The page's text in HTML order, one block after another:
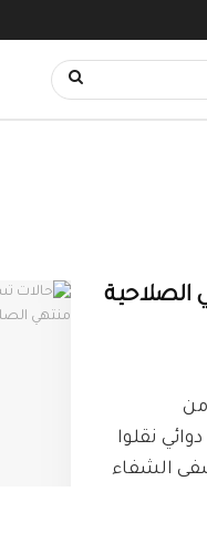
الصلاحية
عدد من
نقلوا
الشفاء